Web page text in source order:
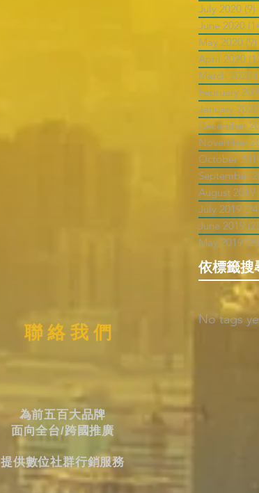
July 2020 (9)
June 2020
May 2020 (9)
April 2020
March 2020
February
January 2020
December
November
October
September
August 2019
July 2019
June 2019
May 2019
依標籤搜
No tags
聯 絡 我 們
為前五百大品牌
面向全台/跨國推廣
提供數位社群行銷服務